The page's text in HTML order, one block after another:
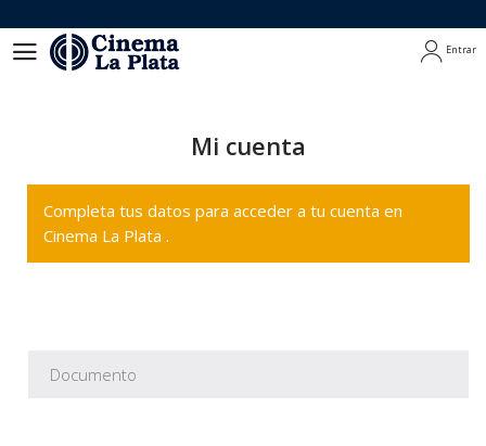
Entrar
Mi cuenta
Completa tus datos para acceder a tu cuenta en
Cinema La Plata .